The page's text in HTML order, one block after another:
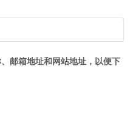
邮箱地址和网站地址，以便下